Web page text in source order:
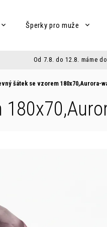
Šperky pro muže
Od 7.8. do 12.8. máme
šátek se vzorem 180x70,Aurora-